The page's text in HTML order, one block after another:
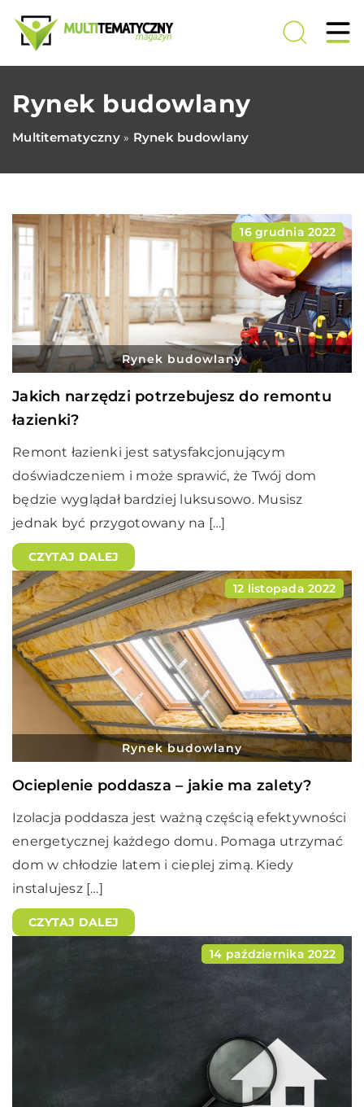
Rynek budowlany
Multitematyczny» Rynek budowlany
16 grudnia 2022
Rynek budowlany
Jakich narzędzi potrzebujesz do remontu
łazienki?
Remont łazienki jest satysfakcjonującym
doświadczeniem i może sprawić, że Twój dom
będzie wyglądał bardziej luksusowo. Musisz
jednak być przygotowany na […]
CZYTAJ DALEJ
12 listopada 2022
Rynek budowlany
Ocieplenie poddasza – jakie ma zalety?
Izolacja poddasza jest ważną częścią efektywności
energetycznej każdego domu. Pomaga utrzymać
dom w chłodzie latem i cieplej zimą. Kiedy
instalujesz […]
CZYTAJ DALEJ
14 października 2022